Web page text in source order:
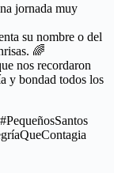
jornada muy
su nombre o del
🌈
nos recordaron
y bondad todos los